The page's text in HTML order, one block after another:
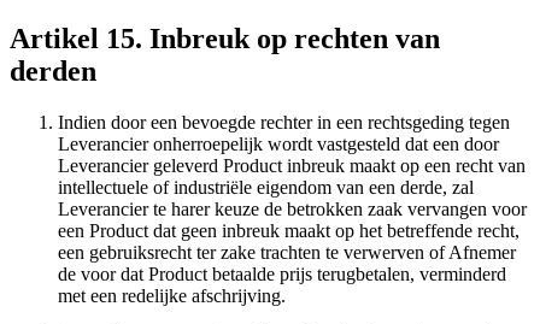
Artikel 15. Inbreuk op rechten van
derden
Indien door een bevoegde rechter in een rechtsgeding tegen
Leverancier onherroepelijk wordt vastgesteld dat een door
Leverancier geleverd Product inbreuk maakt op een recht van
intellectuele of industriële eigendom van een derde, zal
Leverancier te harer keuze de betrokken zaak vervangen voor
een Product dat geen inbreuk maakt op het betreffende recht,
een gebruiksrecht ter zake trachten te verwerven of Afnemer
de voor dat Product betaalde prijs terugbetalen, verminderd
met een redelijke afschrijving.